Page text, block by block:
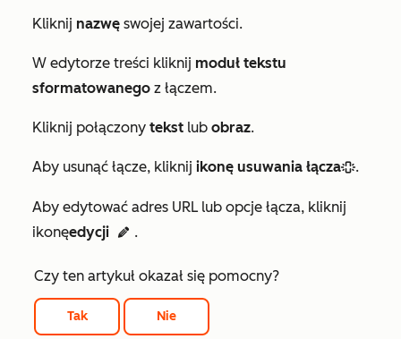
Kliknij nazwę swojej zawartości.
W edytorze treści kliknij moduł tekstu
sformatowanego z łączem.
Kliknij połączony tekst lub obraz.
Aby usunąć łącze, kliknij ikonę usuwania łączaunlink.
Aby edytować adres URL lub opcje łącza, kliknij
ikonęedycji the edit .
Czy ten artykuł okazał się pomocny?
Tak Nie